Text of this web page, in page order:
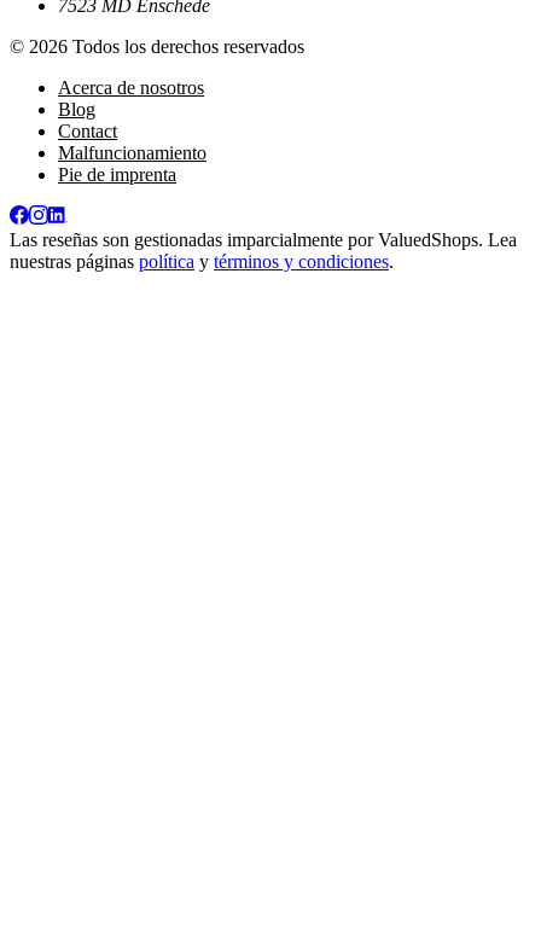
7523 MD Enschede
© 2026 Todos los derechos reservados
Acerca de nosotros
Blog
Contact
Malfuncionamiento
Pie de imprenta
Las reseñas son gestionadas imparcialmente porValuedShops. Lea
nuestras páginas política y términos y condiciones.